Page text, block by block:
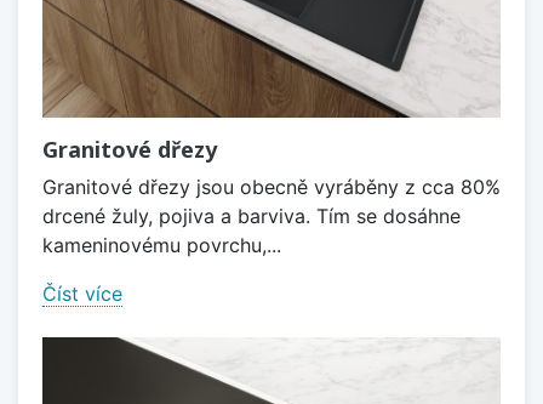
Granitové dřezy
Granitové dřezy jsou obecně vyráběny z cca 80%
drcené žuly, pojiva a barviva. Tím se dosáhne
kameninovému povrchu,...
Číst více